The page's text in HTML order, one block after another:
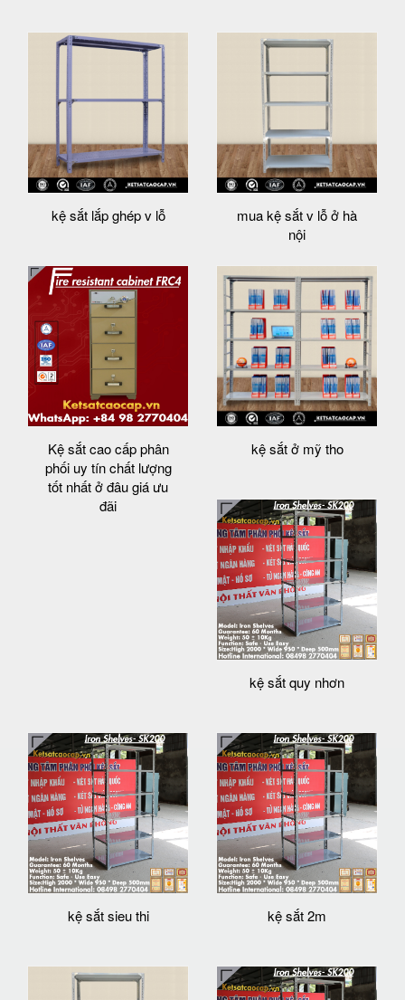
kệ sắt lắp ghép v lỗ
mua kệ sắt v lỗ ở hà
nội
Kệ sắt cao cấp phân
phối uy tín chất lượng
tốt nhất ở đâu giá ưu
đãi
kệ sắt ở mỹ tho
kệ sắt quy nhơn
kệ sắt sieu thi kệ sắt 2m